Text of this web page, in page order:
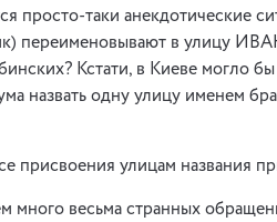
просто-таки анекдотические
переименовывают в улицу
Кстати, в Киеве могло бы
назвать одну улицу именем
присвоения улицам названия
много весьма странных